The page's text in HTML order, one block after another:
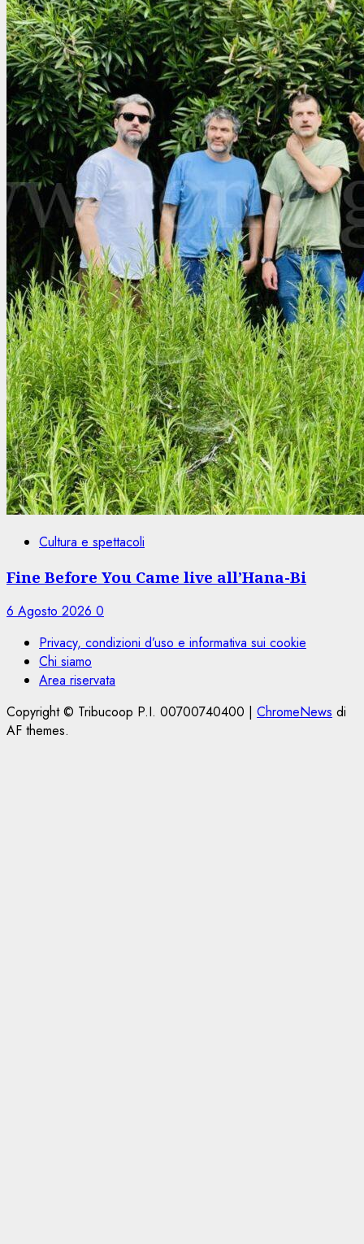
Cultura e spettacoli
Fine Before You Came live all’Hana-Bi
6 Agosto 2026 0
Privacy, condizioni d’uso e informativa sui cookie
Chi siamo
Area riservata
Copyright © Tribucoop P.I. 00700740400 | ChromeNews di
AF themes.